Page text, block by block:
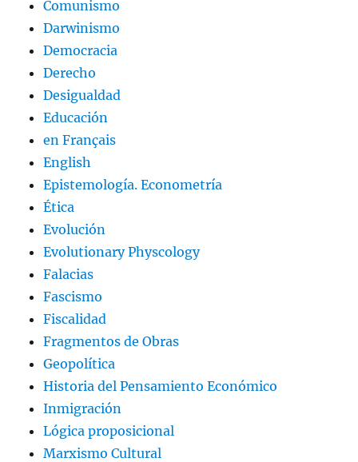
Comunismo
Darwinismo
Democracia
Derecho
Desigualdad
Educación
en Français
English
Epistemología. Econometría
Ética
Evolución
Evolutionary Physcology
Falacias
Fascismo
Fiscalidad
Fragmentos de Obras
Geopolítica
Historia del Pensamiento Económico
Inmigración
Lógica proposicional
Marxismo Cultural